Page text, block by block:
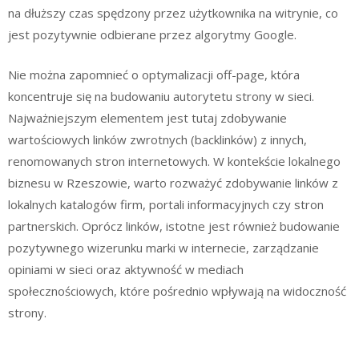
na dłuższy czas spędzony przez użytkownika na witrynie, co
jest pozytywnie odbierane przez algorytmy Google.
Nie można zapomnieć o optymalizacji off-page, która
koncentruje się na budowaniu autorytetu strony w sieci.
Najważniejszym elementem jest tutaj zdobywanie
wartościowych linków zwrotnych (backlinków) z innych,
renomowanych stron internetowych. W kontekście lokalnego
biznesu w Rzeszowie, warto rozważyć zdobywanie linków z
lokalnych katalogów firm, portali informacyjnych czy stron
partnerskich. Oprócz linków, istotne jest również budowanie
pozytywnego wizerunku marki w internecie, zarządzanie
opiniami w sieci oraz aktywność w mediach
społecznościowych, które pośrednio wpływają na widoczność
strony.